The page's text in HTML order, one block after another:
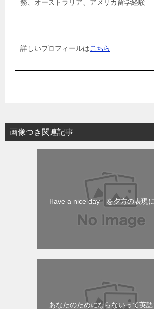
務、オーストラリア、アメリカ留学経験
詳しいプロフィールはこちら
画像つき関連記事
Have a nice day！を夕方の表現
あなたのためにならないって英語